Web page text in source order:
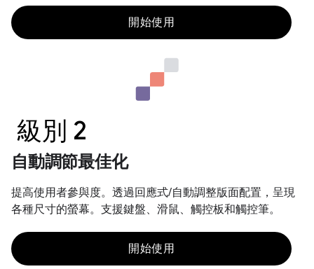
開始使用
級別 2
自動調節最佳化
提高使用者參與度。透過回應式/自動調整版面配置，呈現
各種尺寸的螢幕。支援鍵盤、滑鼠、觸控板和觸控筆。
開始使用